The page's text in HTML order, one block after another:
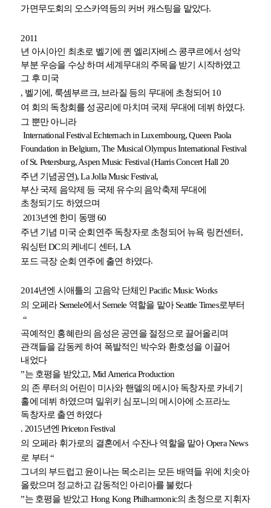
가면무도회의 오스카역등의 커버 캐스팅을 맡았다.
2011
년 아시아인 최초로 벨기에 퀸 엘리자베스 콩쿠르에서 성악
부분 우승을 수상 하며 세계무대의 주목을 받기 시작하였고
그 후 미국
, 벨기에 , 룩셈부르크, 브라질 등의 무대에 초청되어 10
여 회의 독창회를 성공리에 마치며 국제 무대에 데뷔 하였다.
그 뿐만 아니라
International Festival Echternach in Luxembourg, Queen Paola
Foundation in Belgium, The Musical Olympus International Festival
of St. Petersburg, Aspen Music Festival (Harris Concert Hall 20
주년 기념공연), La Jolla Music Festival,
부산 국제 음악제 등 국제 유수의 음악축제 무대에
초청되기도 하였으며
2013년엔 한미 동맹 60
주년 기념 미국 순회연주 독창자로 초청되어 뉴욕 링컨센터 ,
워싱턴 DC의 케네디 센터, LA
포드 극장 순회 연주에 출연 하였다.
2014년엔 시애틀의 고음악 단체인 Pacific Music Works
의 오페라Semele에서 Semele 역할을 맡아Seattle Times로부터
“
곡예적인 홍혜란의 음성은 공연을 절정으로 끌어올리며
관객들을 감동케 하여 폭발적인 박수와 환호성을 이끌어
내었다
”는 호평을 받았고, Mid America Production
의 존 루터의 어린이 미사와 핸델의 메시아 독창자로 카네기
홀에 데뷔 하였으며 밀위키 심포니의 메시아에 소프라노
독창자로 출연 하였다
. 2015년엔 Priceton Festival
의 오페라 휘가로의 결혼에서 수잔나 역할을 맡아Opera News
로 부터 “
그녀의 부드럽고 윤이나는 목소리는 모든 배역들 위에 치솟아
올랐으며 정교하고 감동적인 아리아를 불렀다
”는 호평을 받았고 Hong Kong Philharmonic의 초청으로 지휘자